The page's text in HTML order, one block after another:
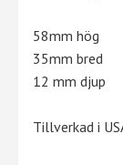
58mm hög
35mm bred
12 mm djup
Tillverkad i